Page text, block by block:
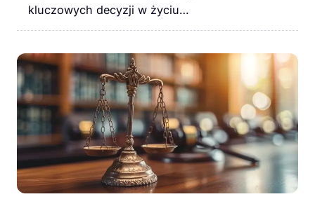
kluczowych decyzji w życiu…